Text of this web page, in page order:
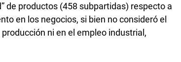
de productos (458 subpartidas) respecto a
en los negocios, si bien no consideró el
ni en el empleo industrial,